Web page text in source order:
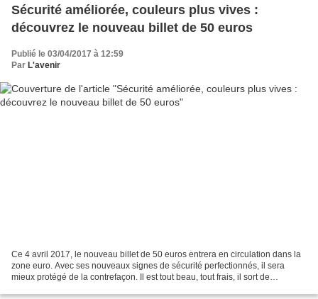
Sécurité améliorée, couleurs plus vives :
découvrez le nouveau billet de 50 euros
Publié le 03/04/2017 à 12:59
Par L'avenir
Ce 4 avril 2017, le nouveau billet de 50 euros entrera en circulation dans la
zone euro. Avec ses nouveaux signes de sécurité perfectionnés, il sera
mieux protégé de la contrefaçon. Il est tout beau, tout frais, il sort de